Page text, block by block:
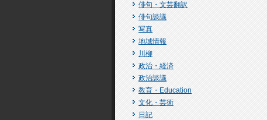
俳句・文芸翻訳
俳句談議
写真
地域情報
川柳
政治・経済
政治談議
教育・Education
文化・芸術
日記